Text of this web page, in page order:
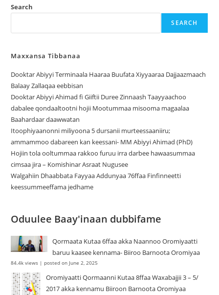
Search
SEARCH
Maxxansa Tibbanaa
Dooktar Abiyyi Terminaala Haaraa Buufata Xiyyaaraa Dajjaazmaach
Balaay Zallaqaa eebbisan
Dooktar Abiyyi Ahimad fi Giiftii Duree Zinnaash Taayyaachoo
dabalee qondaaltootni hojii Mootummaa misooma magaalaa
Baahardaar daawwatan
Itoophiyaanonni miliyoona 5 dursanii murteessaaniiru;
ammammoo dabareen kan keessani- MM Abiyyi Ahimad (PhD)
Hojiin tola ooltummaa rakkoo furuu irra darbee hawaasummaa
cimsaa jira – Komishinar Asraat Nugusee
Walgahiin Dhaabbata Fayyaa Addunyaa 76ffaa Finfinneetti
keessummeeffama jedhame
Oduulee Baay'inaan dubbifame
Qormaata Kutaa 6ffaa akka Naannoo Oromiyaatti
baruu kaasee kennama- Biiroo Barnoota Oromiyaa
84.4k views |posted on June 2, 2025
Oromiyaatti Qormaanni Kutaa 8ffaa Waxabajjii 3 – 5/
2017 akka kennamu Biiroon Barnoota Oromiyaa